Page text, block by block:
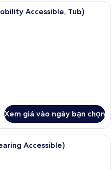
Bàn, khu vực làm việc phù hợp cho
Accessible, Tub)
Xem giá vào ngày bạn chọn
Bàn, khu vực làm việc phù hợp cho
Accessible)